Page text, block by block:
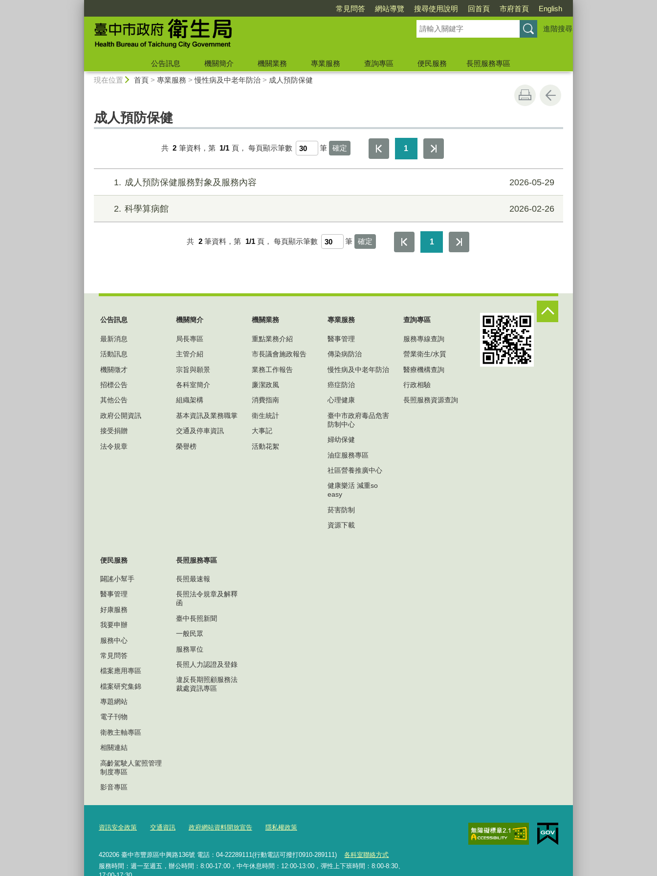
常見問答 網站導覽 搜尋使用說明 回首頁 市府首頁 English
進階搜尋
公告訊息 機關簡介 機關業務 專業服務 查詢專區 便民服務
長照服務專區
現在位置 首頁> 專業服務 >慢性病及中老年防治> 成人預防保健
成人預防保健
共 2 筆資料，第 1/1 頁， 每頁顯示筆數 筆 1
1 成人預防保健服務對象及服務內容 2026-05-29
2 科學算病館 2026-02-26
共 2 筆資料，第 1/1 頁， 每頁顯示筆數 筆 1
公告訊息
最新消息
活動訊息
機關徵才
招標公告
其他公告
政府公開資訊
接受捐贈
法令規章
機關簡介
局長專區
主管介紹
宗旨與願景
各科室簡介
組織架構
基本資訊及業務職掌
交通及停車資訊
榮譽榜
機關業務
重點業務介紹
市長議會施政報告
業務工作報告
廉潔政風
消費指南
衛生統計
大事記
活動花絮
專業服務
醫事管理
傳染病防治
慢性病及中老年防治
癌症防治
心理健康
臺中市政府毒品危害
防制中心
婦幼保健
油症服務專區
社區營養推廣中心
健康樂活 減重so
easy
菸害防制
資源下載
查詢專區
服務專線查詢
營業衛生/水質
醫療機構查詢
行政相驗
長照服務資源查詢
便民服務
闢謠小幫手
醫事管理
好康服務
我要申辦
服務中心
常見問答
檔案應用專區
檔案研究集錦
專題網站
電子刊物
衛教主軸專區
相關連結
高齡駕駛人駕照管理
制度專區
影音專區
長照服務專區
長照最速報
長照法令規章及解釋
函
臺中長照新聞
一般民眾
服務單位
長照人力認證及登錄
違反長期照顧服務法
裁處資訊專區
資訊安全政策 交通資訊 政府網站資料開放宣告 隱私權政策
420206 臺中市豐原區中興路136號 電話：04-22289111(行動電話可撥打0910-289111)
各科室聯絡方式
服務時間：週一至週五，辦公時間：8:00-17:00，中午休息時間：12:00-13:00，彈性上下班時間：8:00-8:30、